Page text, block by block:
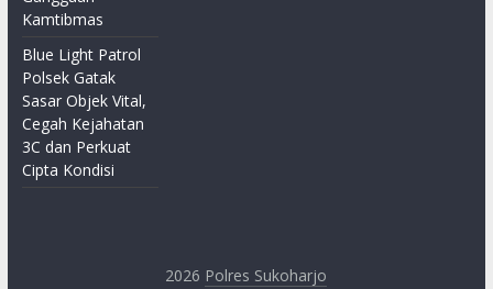
Kamtibmas
Blue Light Patrol
Polsek Gatak
Sasar Objek Vital,
Cegah Kejahatan
3C dan Perkuat
Cipta Kondisi
2026 Polres Sukoharjo